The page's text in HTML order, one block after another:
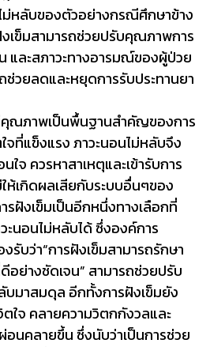
ม่หลับของตัวอย่างกรณีศึกษาข้าง
เข็มสามารถช่วยปรับคุณภาพการ
และสภาวะทางอารมณ์ของผู้ป่วย
วยลดและหยุดการรับประทานยา
ณภาพเป็นพื้นฐานสำคัญของการ
จที่แข็งแรง ภาวะนอนไม่หลับจึง
จ ควรหาสาเหตุและเข้ารับการ
ห้เกิดผลเสียกับระบบอื่นๆของ
ฝังเข็มเป็นอีกหนึ่งทางเลือกที่
ะนอนไม่หลับได้ ซึ่งองค์การ
รับว่า“การฝังเข็มสามารถรักษา
อย่างชัดเจน” สามารถช่วยปรับ
บมาสมดุล อีกทั้งการฝังเข็มยัง
ใจ คลายความวิตกกังวลและ
อนคลายขึ้น ซึ่งนับว่าเป็นการช่วย